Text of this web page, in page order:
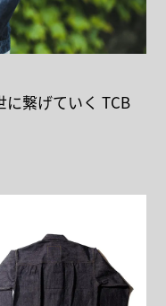
繋げていく TCB